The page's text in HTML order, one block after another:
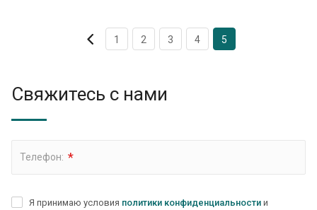
1 2 3 4 5
Свяжитесь с нами
Телефон: *
Я принимаю условия политики конфиденциальности и